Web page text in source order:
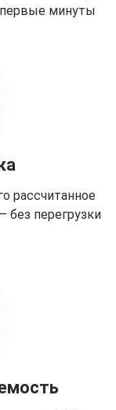
минуты
рассчитанное
перегрузки